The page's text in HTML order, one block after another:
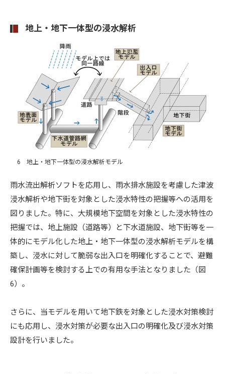
地上・地下一体型の浸水解析
6 地上・地下一体型の浸水解析モデル
雨水流出解析ソフトを応用し、雨水排水施設を考慮した津波
浸水解析や地下街を対象とした浸水特性の把握等への活用を
図りました。特に、大規模地下空間を対象とした浸水特性の
把握では、地上施設（道路等）と下水道施設、地下街等を一
体的にモデル化した地上・地下一体型の浸水解析モデルを構
築し、浸水に対して脆弱な出入口を明確化することで、避難
確保計画等を検討する上での有用な手法となりました（図
6）。
さらに、当モデルを用いて地下鉄を対象とした浸水対策検討
にも応用し、浸水対策が必要な出入口の明確化及び浸水対策
設計を行いました。